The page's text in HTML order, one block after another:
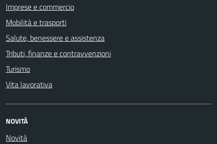
Imprese e commercio
Mobilità e trasporti
Salute, benessere e assistenza
Tributi, finanze e contravvenzioni
Turismo
Vita lavorativa
NOVITÀ
Novità